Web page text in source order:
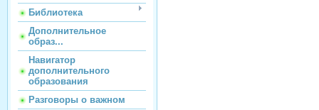
Библиотека
Дополнительное
образ...
Навигатор
дополнительного
образования
Разговоры о важном